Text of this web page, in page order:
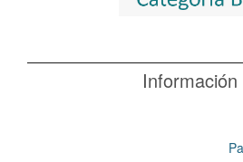
Información